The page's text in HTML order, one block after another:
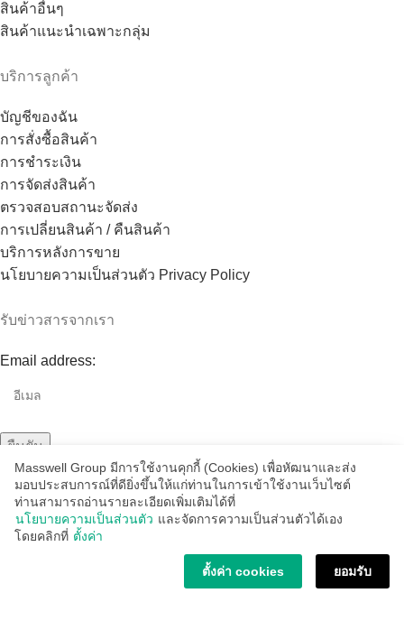
สินค้าอื่นๆ
สินค้าแนะนำเฉพาะกลุ่ม
บริการลูกค้า
บัญชีของฉัน
การสั่งซื้อสินค้า
การชำระเงิน
การจัดส่งสินค้า
ตรวจสอบสถานะจัดส่ง
การเปลี่ยนสินค้า / คืนสินค้า
บริการหลังการขาย
นโยบายความเป็นส่วนตัว Privacy Policy
รับข่าวสารจากเรา
Email address:
Masswell Group มีการใช้งานคุกกี้ (Cookies) เพื่อหัฒนาและส่ง
มอบประสบการณ์ที่ดียิ่งขึ้นให้แก่ท่านในการเข้าใช้งานเว็บไซต์
ท่านสามารถอ่านรายละเอียดเพิ่มเติมได้ที่
นโยบายความเป็นส่วนตัว และจัดการความเป็นส่วนตัวได้เอง
โดยคลิกที่ ตั้งค่า
ตั้งค่า cookies ยอมรับ